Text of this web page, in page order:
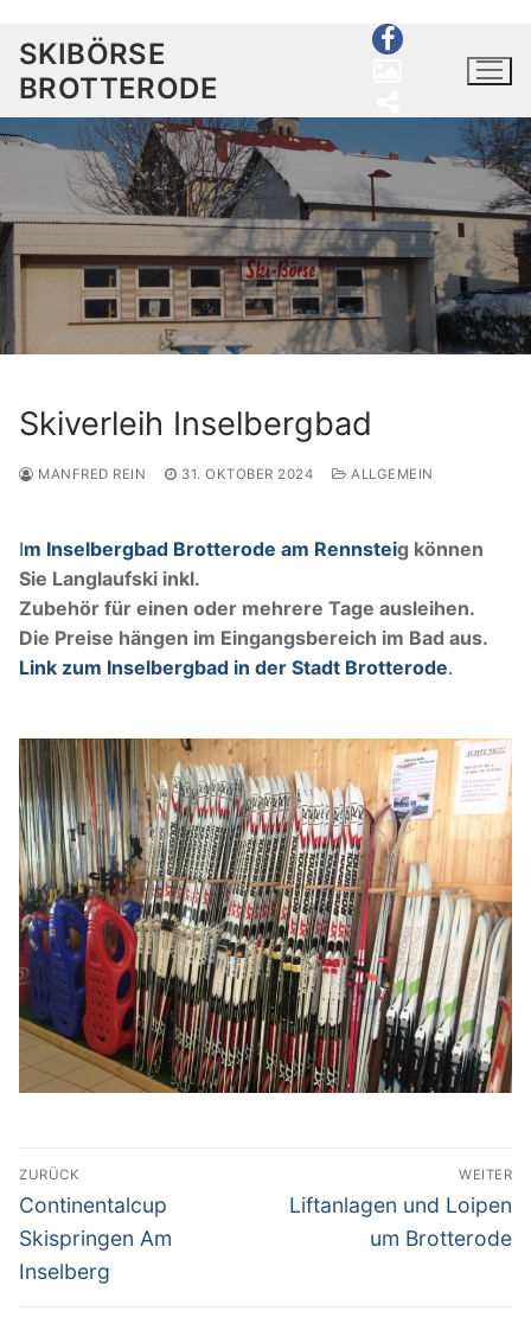
Zum
Inhalt
springen
SKIBÖRSE
BROTTERODE
Willkommen
Aktuelles
Service
Verkauf
Loipen
Skilift
Kontakt
Impressum
Skiverleih Inselbergbad
MANFRED REIN 31. OKTOBER 2024 ALLGEMEIN
Im Inselbergbad Brotterode am Rennsteig können
Sie Langlaufski inkl.
Zubehör für einen oder mehrere Tage ausleihen.
Die Preise hängen im Eingangsbereich im Bad aus.
Link zum Inselbergbad in der Stadt Brotterode.
Beitragsnavigation
ZURÜCK
Vorheriger
Beitrag:
Continentalcup
Skispringen Am
Inselberg
WEITER
Nächster
Liftanlagen und Loipen
um Brotterode